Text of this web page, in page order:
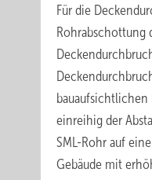
Für die
Rohrabschottung
einreihig der
SML-Rohr auf
Gebäude mit